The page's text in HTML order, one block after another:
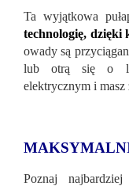
Ta wyjątkowa
technologię, dzięki
owady są
lub otrą się o
elektrycznym i
Poznaj najbardziej